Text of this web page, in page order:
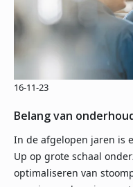
Belang van
16-11-23
In de afgelopen jaren is
Up op grote schaal
optimaliseren van